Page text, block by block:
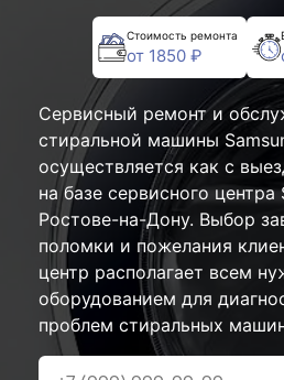
Стоимость ремонта
от 1850 ₽
Сервисный ремонт и
стиральной машины
осуществляется как с
на базе сервисного центра
Ростове-на-Дону. Выбор
поломки и пожелания
центр располагает всем
оборудованием для
проблем стиральных